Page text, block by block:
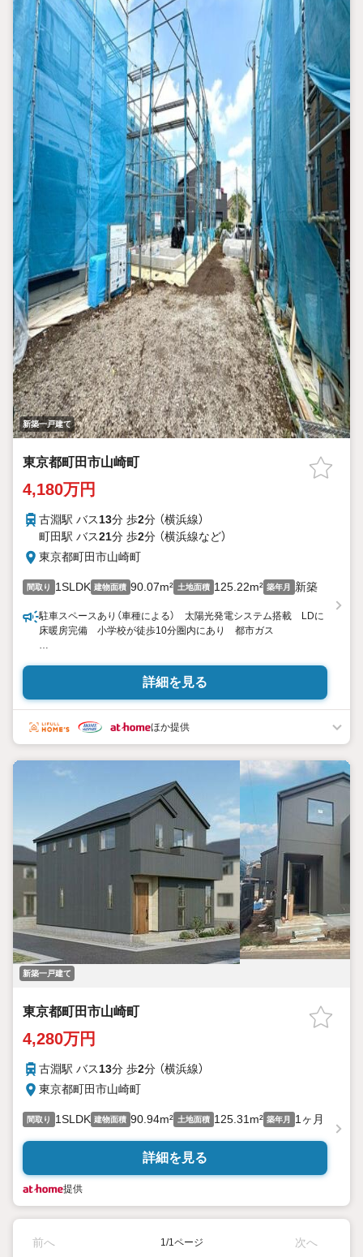
新築一戸建て
東京都町田市山崎町
4,180万円
古淵駅 バス13分 歩2分 （横浜線）
町田駅 バス21分 歩2分 （横浜線など）
東京都町田市山崎町
間取り 1SLDK 建物面積 90.07m² 土地面積 125.22m² 築年月 新築
駐車スペースあり（車種による） 太陽光発電システム搭載 LDに
床暖房完備 小学校が徒歩10分圏内にあり 都市ガス
お客様のお話をきちんとお聞きし、しっかり話し合う「心」のコミ
ュニケーションが大切になります。だからこそ、それぞれのお客
インターネット予約で当日見学が可能！
（1）［室内・現地を見学する］をクリック
（2）本日4日以内をご希望の方は
「ご要望・ご質問欄」に希望日時をご記入ください！
【主要不動産流通各社の2025年度中間期の売買仲介実績におい
て、全国第9位の売買仲介実績です】
※住宅新報より
たくさんのお客様からのお言葉に感謝してこれからも楽しく素敵
なお家探しをお約束します。
お家探しを始めてみようと思われたらまずは、お気軽に東宝ハウ
ス町田に相談してみませんか？
スタッフ一同お客様のお問合せをお待ちしております。
詳細を見る
ほか提供
新築一戸建て
東京都町田市山崎町
4,280万円
古淵駅 バス13分 歩2分 （横浜線）
東京都町田市山崎町
間取り 1SLDK 建物面積 90.94m² 土地面積 125.31m² 築年月 1ヶ月
詳細を見る
提供
前へ 1/1ページ 次へ